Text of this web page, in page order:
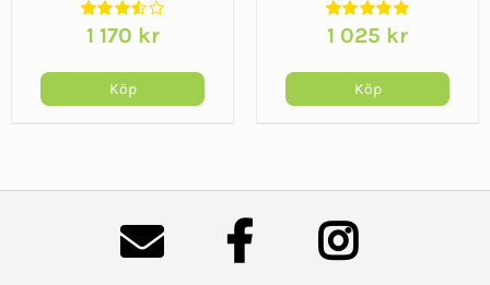
1 170 kr
Köp
1 025 kr
Köp